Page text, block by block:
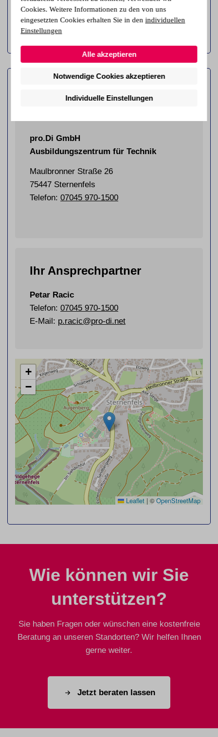
Infos & Termine
pro.Di GmbH
Ausbildungszentrum für Technik
Maulbronner Straße 26
75447 Sternenfels
Telefon: 07045 970-1500
Ihr Ansprechpartner
Petar Racic
Telefon: 07045 970-1500
E-Mail: p.racic@pro-di.net
+
−
Leaflet | ©OpenStreetMap
Wie können wir Sie
unterstützen?
Sie haben Fragen oder wünschen eine kostenfreie
Beratung an unseren Standorten? Wir helfen Ihnen
gerne weiter.
Jetzt beraten lassen
Cookies. Weitere Informationen zu den von uns
eingesetzten Cookies erhalten Sie in denindividuellen
Einstellungen
Alle akzeptieren
Notwendige Cookies akzeptieren
Individuelle Einstellungen